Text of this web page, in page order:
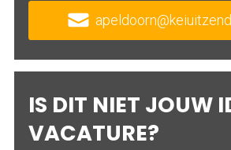
IS DIT NIET JOUW
VACATURE?